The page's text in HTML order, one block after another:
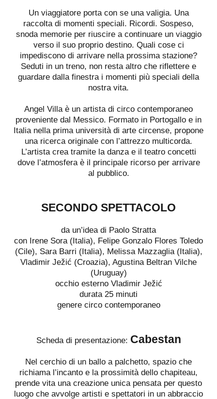
Un viaggiatore porta con se una valigia. Una
raccolta di momenti speciali. Ricordi. Sospeso,
snoda memorie per riuscire a continuare un viaggio
verso il suo proprio destino. Quali cose ci
impediscono di arrivare nella prossima stazione?
Seduti in un treno, non resta altro che riflettere e
guardare dalla finestra i momenti più speciali della
nostra vita.
Angel Villa è un artista di circo contemporaneo
proveniente dal Messico. Formato in Portogallo e in
Italia nella prima università di arte circense, propone
una ricerca originale con l’attrezzo multicorda.
L’artista crea tramite la danza e il teatro concetti
dove l’atmosfera è il principale ricorso per arrivare
al pubblico.
SECONDO SPETTACOLO
da un’idea di Paolo Stratta
con Irene Sora (Italia), Felipe Gonzalo Flores Toledo
(Cile), Sara Barri (Italia), Melissa Mazzaglia (Italia),
Vladimir Ježić (Croazia), Agustina Beltran Vilche
(Uruguay)
occhio esterno Vladimir Ježić
durata 25 minuti
genere circo contemporaneo
Scheda di presentazione: Cabestan
Nel cerchio di un ballo a palchetto, spazio che
richiama l’incanto e la prossimità dello chapiteau,
prende vita una creazione unica pensata per questo
luogo che avvolge artisti e spettatori in un abbraccio